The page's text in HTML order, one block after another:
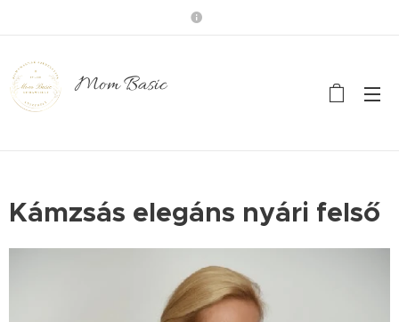
Mom Basic
Kámzsás elegáns nyári felső